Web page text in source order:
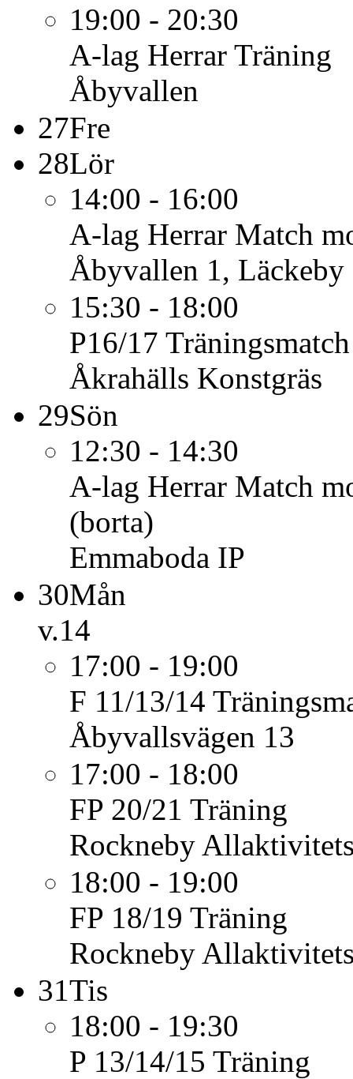
19:00 - 20:30
A-lag Herrar Träning
Åbyvallen
27Fre
28Lör
14:00 - 16:00
A-lag Herrar Match
Åbyvallen 1, Läckeby
15:30 - 18:00
P16/17 Träningsmatch
Åkrahälls Konstgräs
29Sön
12:30 - 14:30
A-lag Herrar Match
(borta)
Emmaboda IP
30Mån
v.14
17:00 - 19:00
F 11/13/14
Åbyvallsvägen 13
17:00 - 18:00
FP 20/21 Träning
Rockneby
18:00 - 19:00
FP 18/19 Träning
Rockneby
31Tis
18:00 - 19:30
P 13/14/15 Träning